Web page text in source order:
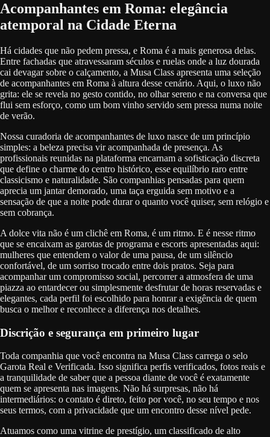
Acompanhantes em Roma: elegância
atemporal na Cidade Eterna
Há cidades que não pedem pressa, e Roma é a mais generosa delas.
Entre fachadas que atravessaram séculos e ruelas onde a luz dourada
cai devagar sobre o calçamento, a Musa Class apresenta uma seleção
de acompanhantes em Roma à altura desse cenário. Aqui, o luxo não
grita: ele se revela no gesto contido, no olhar sereno e na conversa que
flui sem esforço, como um bom vinho servido sem pressa numa noite
de verão.
Nossa curadoria de acompanhantes de luxo nasce de um princípio
simples: a beleza precisa vir acompanhada de presença. As
profissionais reunidas na plataforma encarnam a sofisticação discreta
que define o charme do centro histórico, esse equilíbrio raro entre
classicismo e naturalidade. São companhias pensadas para quem
aprecia um jantar demorado, uma taça erguida sem motivo e a
sensação de que a noite pode durar o quanto você quiser, sem relógio e
sem cobrança.
A dolce vita não é um clichê em Roma, é um ritmo. E é nesse ritmo
que se encaixam as garotas de programa e escorts apresentadas aqui:
mulheres que entendem o valor de uma pausa, de um silêncio
confortável, de um sorriso trocado entre dois pratos. Seja para
acompanhar um compromisso social, percorrer a atmosfera de uma
piazza ao entardecer ou simplesmente desfrutar de horas reservadas e
elegantes, cada perfil foi escolhido para honrar a exigência de quem
busca o melhor e reconhece a diferença nos detalhes.
Discrição e segurança em primeiro lugar
Toda companhia que você encontra na Musa Class carrega o selo
Garota Real e Verificada. Isso significa perfis verificados, fotos reais e
a tranquilidade de saber que a pessoa diante de você é exatamente
quem se apresenta nas imagens. Não há surpresas, não há
intermediários: o contato é direto, feito por você, no seu tempo e nos
seus termos, com a privacidade que um encontro desse nível pede.
Atuamos como uma vitrine de prestígio, um classificado de alto